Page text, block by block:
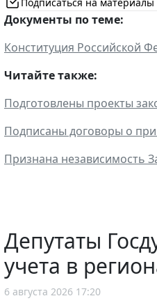
Документы по теме:
Конституция Российской
Читайте также:
Подготовлены проекты
Подписаны договоры о
Признана независимость
Депутаты
учета в
6 августа 2026 17:20